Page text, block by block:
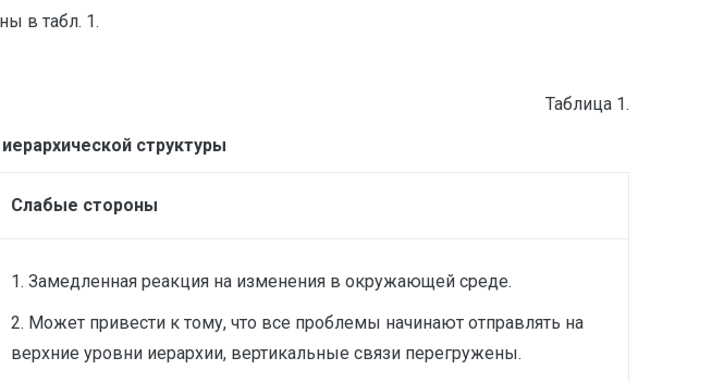
в табл. 1.
Таблица 1.
структуры
Слабые стороны
1. Замедленная реакция на изменения в окружающей среде.
2. Может привести к тому, что все проблемы начинают отправлять на
верхние уровни иерархии, вертикальные связи перегружены.